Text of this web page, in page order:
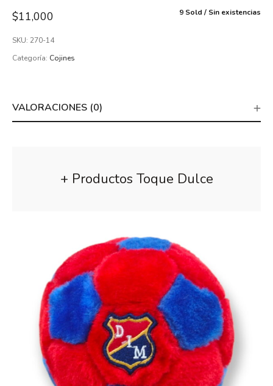
9 Sold Sin existencias
$11,000
SKU: 270-14
Categoría: Cojines
VALORACIONES (0)
+ Productos Toque Dulce